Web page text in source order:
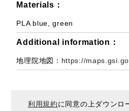
Materials：
PLA blue, green
Additional information：
地理院地図： https://
利用規約に同意の上ダウンロ